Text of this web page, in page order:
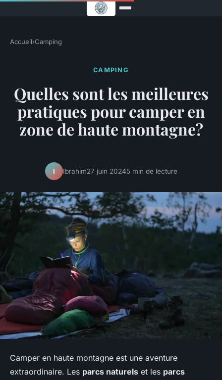
Accueil›Camping
CAMPING
Quelles sont les meilleures
pratiques pour camper en
zone de haute montagne?
I Ibrahim27 juin 20245 min de lecture
Camper en haute montagne est une aventure
extraordinaire. Les parcs naturels et les parcs